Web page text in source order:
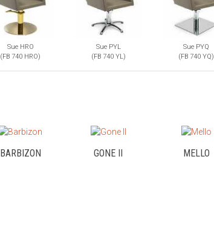
Sue HRO
(FB 740 HRO)
Sue PYL
(FB 740 YL)
Sue PYQ
(FB 740 YQ)
BARBIZON GONE II MELLO